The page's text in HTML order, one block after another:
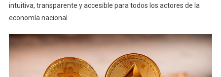
intuitiva, transparente y accesible para todos los actores de la
economía nacional.